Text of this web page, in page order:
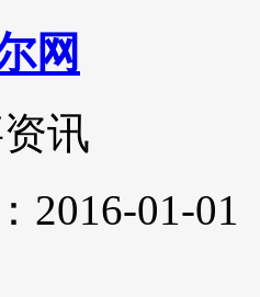
网
讯
2016-01-01